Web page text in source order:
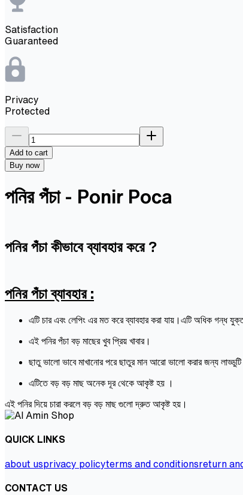
Satisfaction
Guaranteed
Privacy
Protected
Add to cart
Buy now
পনির পঁচা - Ponir Poca
পনির পঁচা কীভাবে ব্যাবহার করে ?
পনির পঁচা ব্যাবহার :
এটি চার এবং লেপিং এর মত করে ব্যাবহার করা যায়।এটি অধিক গন্ধ
এই পনির পঁচা বড় মাছের খুব প্রিয় খাবার।
ছাতু ভালো ভাবে মাখানোর পরে ছাতুর মান আরো ভালো করার জন্য
এটিতে বড় বড় মাছ অনেক দূর থেকে আকৃষ্ট হয় ।
এই পনির দিয়ে চারা করলে বড় বড় মাছ গুলো দ্রুত আকৃষ্ট হয়।
QUICK LINKS
about usprivacy policyterms and conditionsreturn
CONTACT US